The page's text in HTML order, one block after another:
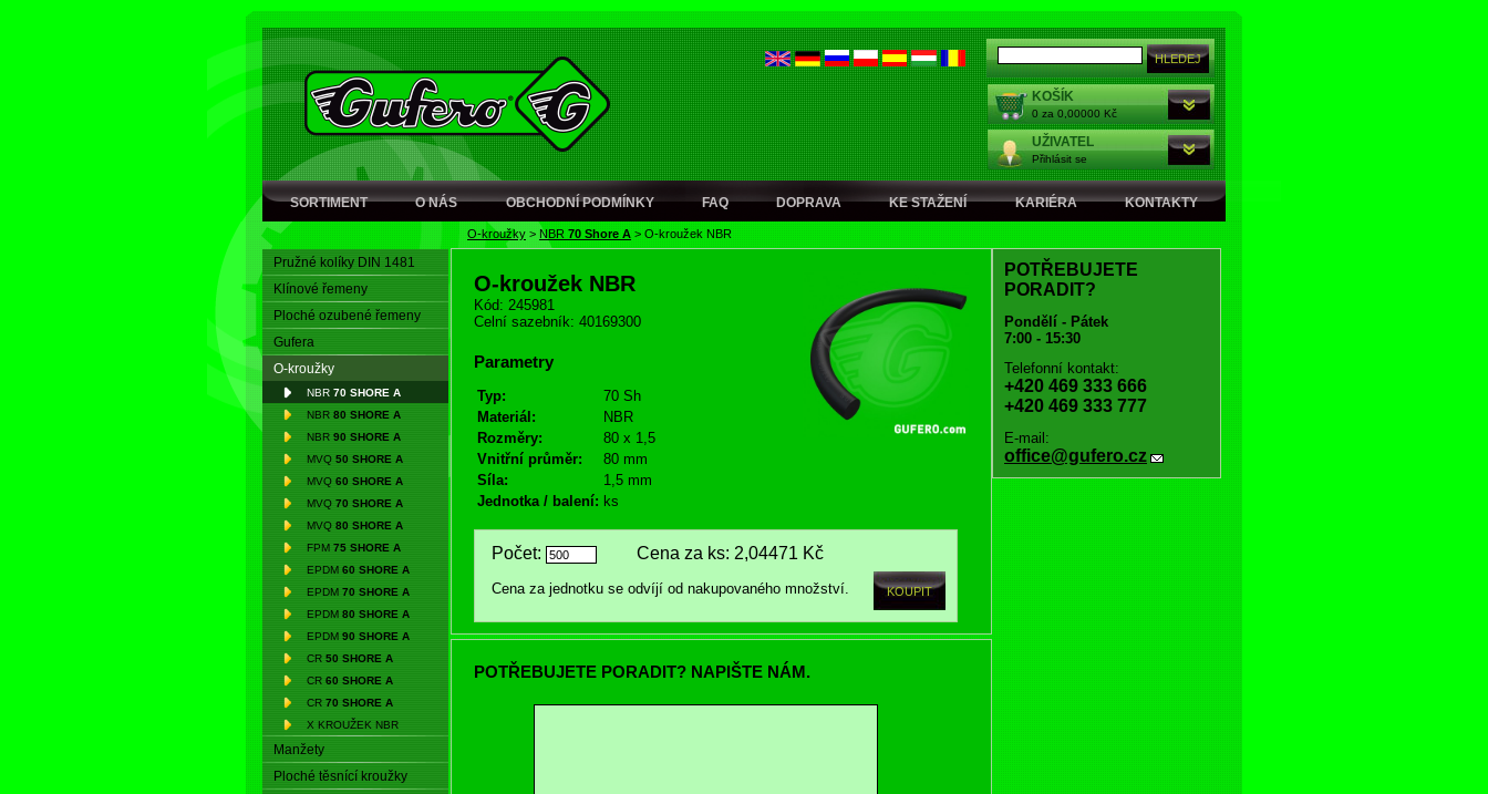
KOŠÍK
0 za 0,00000 Kč
UŽIVATEL
Přihlásit se
SORTIMENT O NÁS OBCHODNÍ PODMÍNKY FAQ DOPRAVA KE STAŽENÍ KARIÉRA KONTAKTY
O-kroužky > NBR 70 Shore A > O-kroužek NBR
Pružné kolíky DIN 1481
Klínové řemeny
Ploché ozubené řemeny
Gufera
O-kroužky
NBR 70 SHORE A
NBR 80 SHORE A
NBR 90 SHORE A
MVQ 50 SHORE A
MVQ 60 SHORE A
MVQ 70 SHORE A
MVQ 80 SHORE A
FPM 75 SHORE A
EPDM 60 SHORE A
EPDM 70 SHORE A
EPDM 80 SHORE A
EPDM 90 SHORE A
CR 50 SHORE A
CR 60 SHORE A
CR 70 SHORE A
X KROUŽEK NBR
Manžety
Ploché těsnící kroužky
O-kroužek NBR
Kód: 245981
Celní sazebník: 40169300
Parametry
Typ:
70 Sh
Materiál:
NBR
Rozměry:
80 x 1,5
Vnitřní průměr:
80 mm
Síla:
1,5 mm
Jednotka / balení: ks
Počet: Cena za ks: 2,04471 Kč
Cena za jednotku se odvíjí od nakupovaného množství.
POTŘEBUJETE PORADIT? NAPIŠTE NÁM.
POTŘEBUJETE
PORADIT?
Pondělí - Pátek
7:00 - 15:30
Telefonní kontakt:
+420 469 333 666
+420 469 333 777
E-mail:
office@gufero.cz